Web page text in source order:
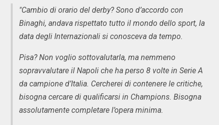
"Cambio di orario del derby? Sono d’accordo con
Binaghi, andava rispettato tutto il mondo dello sport, la
data degli Internazionali si conosceva da tempo.
Pisa? Non voglio sottovalutarla, ma nemmeno
sopravvalutare il Napoli che ha perso 8 volte in Serie A
da campione d’Italia. Cercherei di contenere le critiche,
bisogna cercare di qualificarsi in Champions. Bisogna
assolutamente completare l’opera minima.